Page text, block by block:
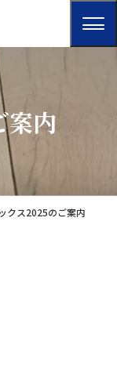
案内
クス2025のご案内